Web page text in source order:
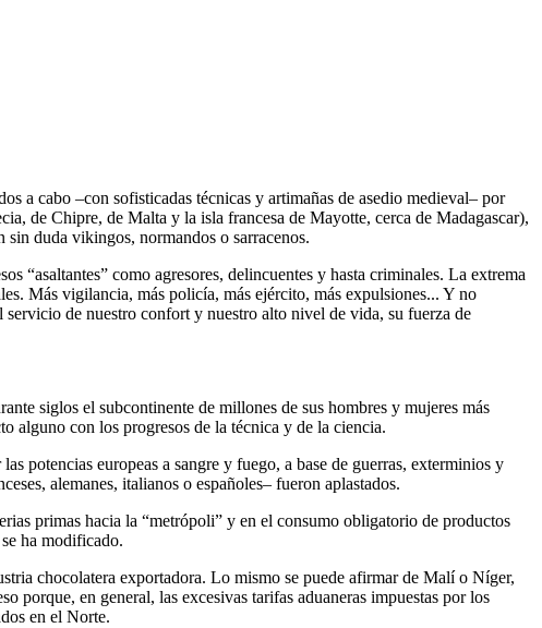
a cabo –con sofisticadas técnicas y artimañas de asedio medieval– por
de Chipre, de Malta y la isla francesa de Mayotte, cerca de Madagascar),
sin duda vikingos, normandos o sarracenos.
“asaltantes” como agresores, delincuentes y hasta criminales. La extrema
Más vigilancia, más policía, más ejército, más expulsiones... Y no
servicio de nuestro confort y nuestro alto nivel de vida, su fuerza de
siglos el subcontinente de millones de sus hombres y mujeres más
alguno con los progresos de la técnica y de la ciencia.
potencias europeas a sangre y fuego, a base de guerras, exterminios y
alemanes, italianos o españoles– fueron aplastados.
primas hacia la “metrópoli” y en el consumo obligatorio de productos
ha modificado.
chocolatera exportadora. Lo mismo se puede afirmar de Malí o Níger,
porque, en general, las excesivas tarifas aduaneras impuestas por los
en el Norte.